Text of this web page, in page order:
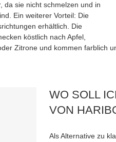
da sie nicht schmelzen und in
Ein weiterer Vorteil: Die
erhältlich. Die
köstlich nach Apfel,
Zitrone und kommen farblich
WO SOLL
VON
Als Alternative zu